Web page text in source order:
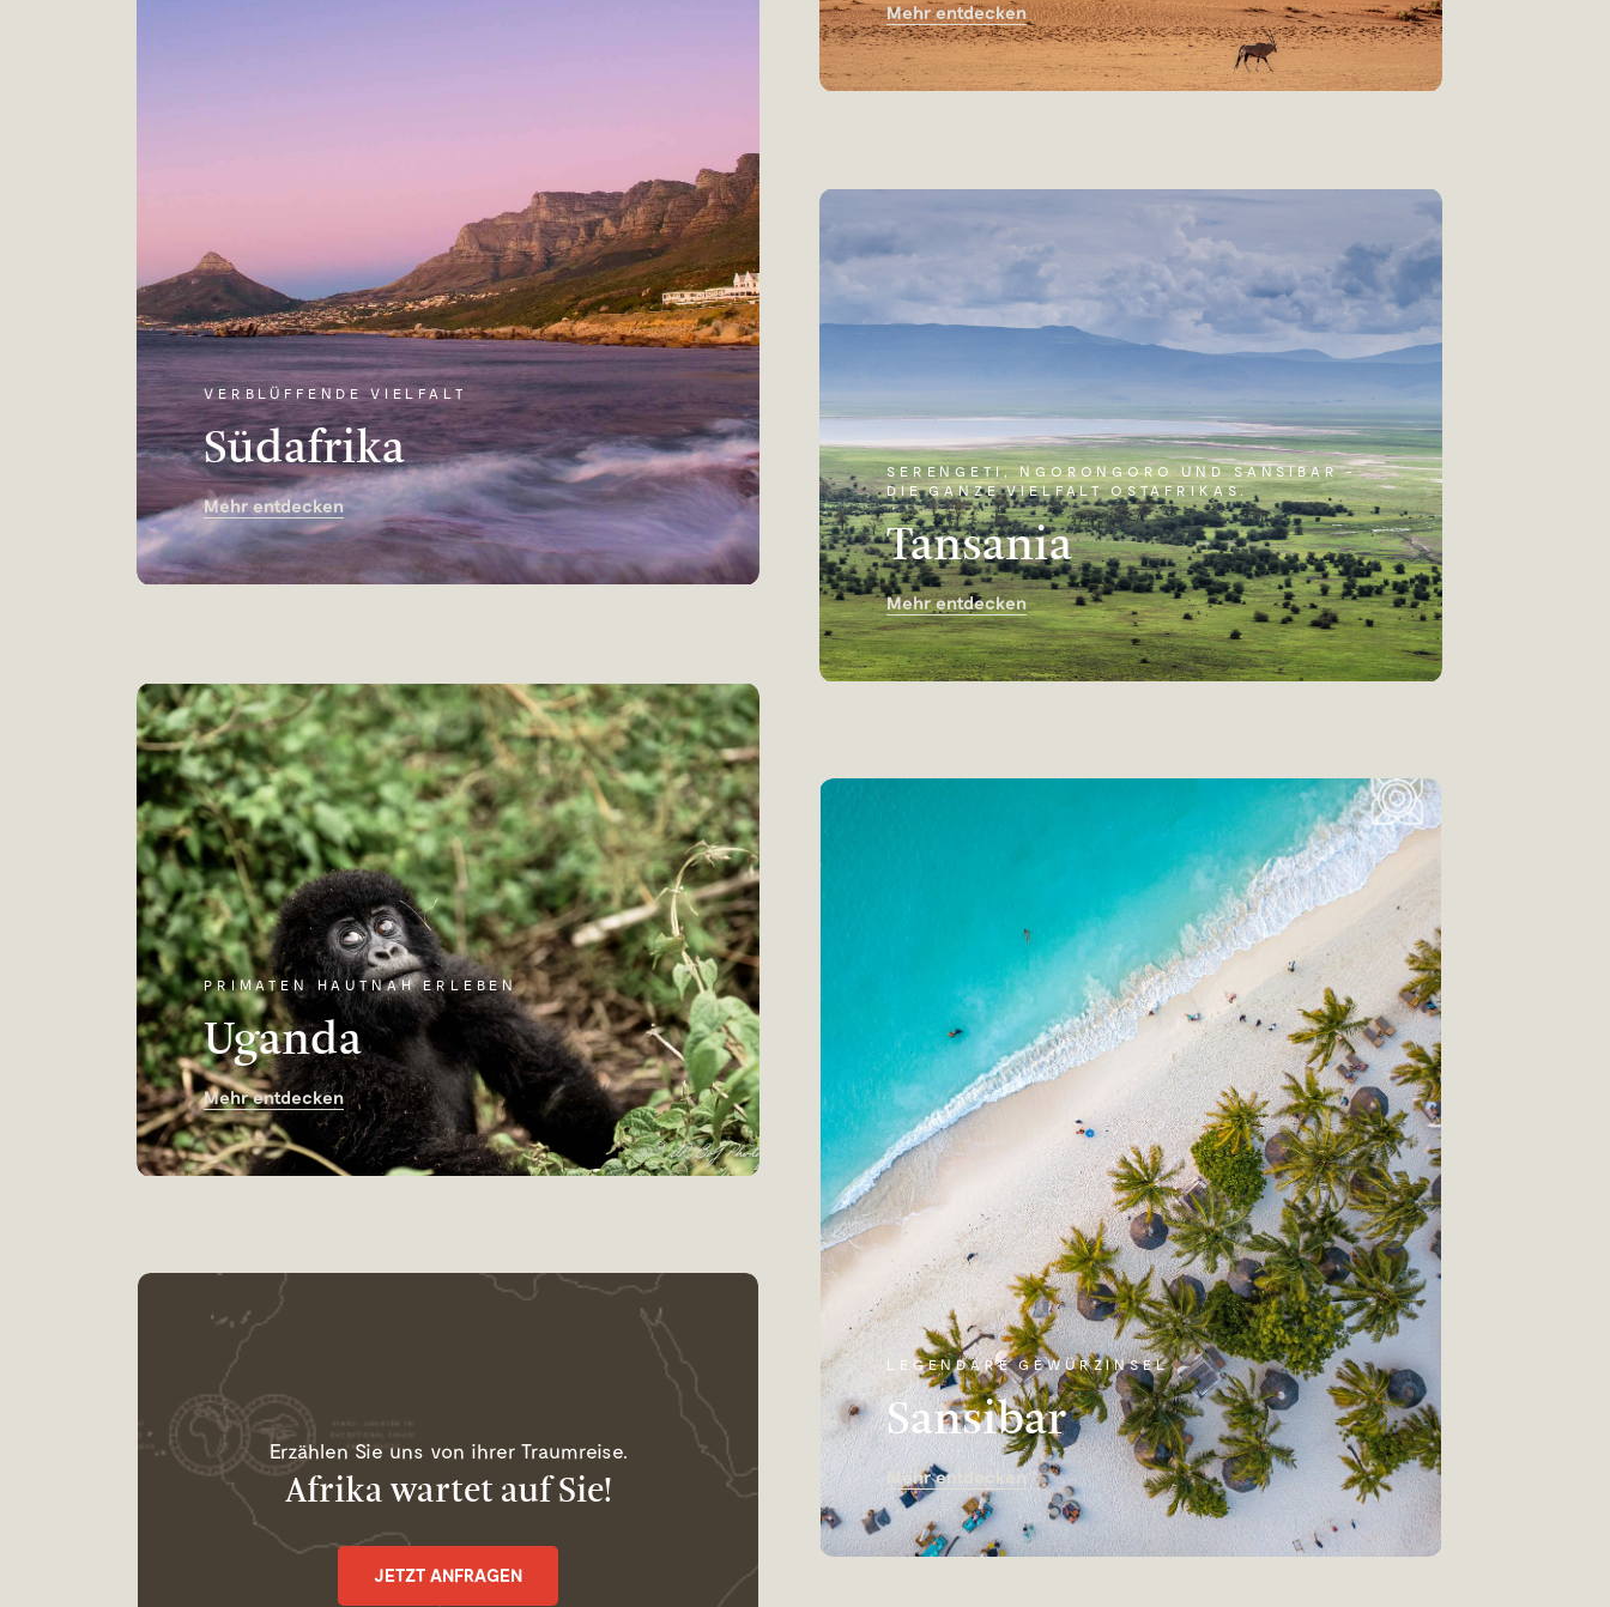
Mehr entdecken
VERBLÜFFENDE VIELFALT
Südafrika
Mehr entdecken
SERENGETI, NGORONGORO UND SANSIBAR -
DIE GANZE VIELFALT OSTAFRIKAS.
Tansania
Mehr entdecken
PRIMATEN HAUTNAH ERLEBEN
Uganda
Mehr entdecken
LEGENDÄRE GEWÜRZINSEL
Sansibar
Mehr entdecken
Erzählen Sie uns von ihrer Traumreise.
Afrika wartet auf Sie!
JETZT ANFRAGEN